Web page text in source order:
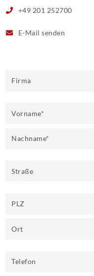
+49 201 252700
E-Mailsenden
Firma
Vorname*
Nachname*
Straße
PLZ
Ort
Telefon